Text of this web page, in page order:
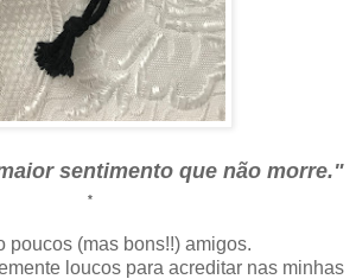
sentimento que não morre."
*
poucos (mas bons!!) amigos.
loucos para acreditar nas minhas